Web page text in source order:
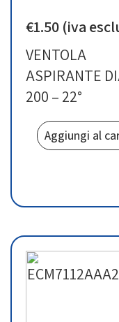
Aggiungi al
€1.50 (iva
VENTOLA
ASPIRANTE
200 – 22°